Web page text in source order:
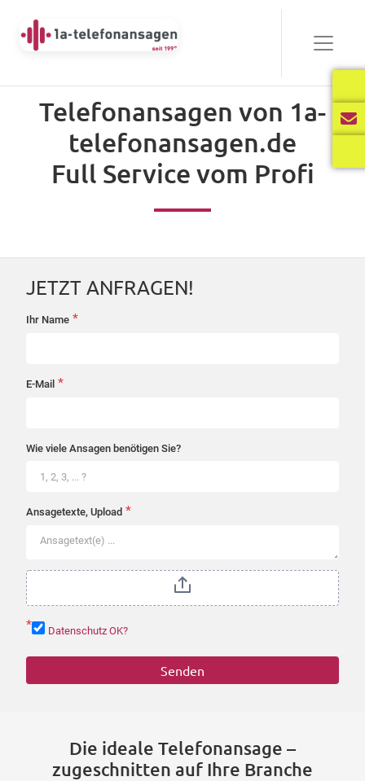
Bewährt
Player
00:00
Player
Telefonansagen von 1a-
telefonansagen.de
Full Service vom Profi
JETZT ANFRAGEN!
startseite-
Ihr Name *
E-Mail *
Wie viele Ansagen benötigen Sie?
Ansagetexte, Upload *
* Datenschutz OK?
Senden
Die ideale Telefonansage –
zugeschnitten auf Ihre Branche